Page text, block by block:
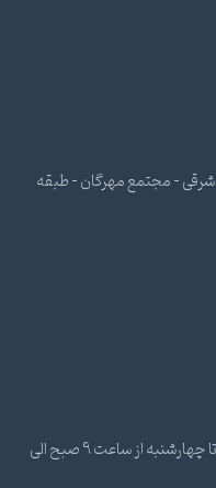
- مجتمع مهرگان - طبقه
ساعات پاسخ گویی تلفنی و پشتیبانی شنبه تا چهارشنبه از ساعت 9 صبح الی